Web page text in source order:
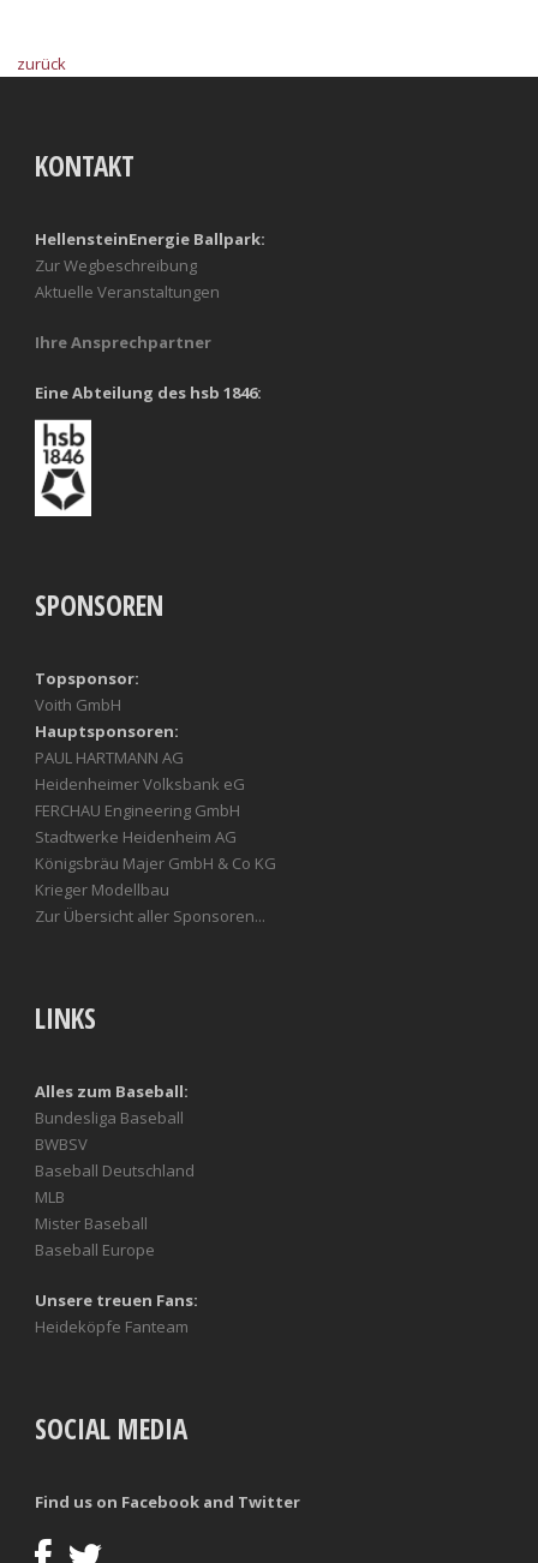
zurück
KONTAKT
HellensteinEnergie Ballpark:
Zur Wegbeschreibung
Aktuelle Veranstaltungen
Ihre Ansprechpartner
Eine Abteilung des hsb 1846:
SPONSOREN
Topsponsor:
Voith GmbH
Hauptsponsoren:
PAUL HARTMANN AG
Heidenheimer Volksbank eG
FERCHAU Engineering GmbH
Stadtwerke Heidenheim AG
Königsbräu Majer GmbH & Co KG
Krieger Modellbau
Zur Übersicht aller Sponsoren...
LINKS
Alles zum Baseball:
Bundesliga Baseball
BWBSV
Baseball Deutschland
MLB
Mister Baseball
Baseball Europe
Unsere treuen Fans:
Heideköpfe Fanteam
SOCIAL MEDIA
Find us on Facebook and Twitter